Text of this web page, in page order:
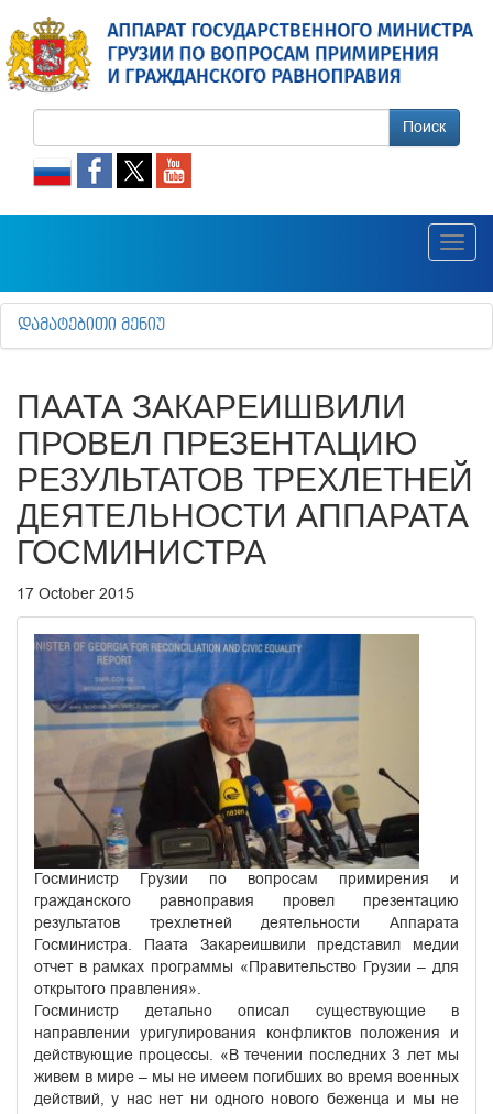
Поиск
ᲓᲐᲛᲐᲢᲔᲑᲘᲗᲘ ᲛᲔᲜᲘᲣ
ПААТА ЗАКАРЕИШВИЛИ
ПРОВЕЛ ПРЕЗЕНТАЦИЮ
РЕЗУЛЬТАТОВ ТРЕХЛЕТНЕЙ
ДЕЯТЕЛЬНОСТИ АППАРАТА
ГОСМИНИСТРА
17 October 2015
Госминистр Грузии по вопросам примирения и
гражданского равноправия провел презентацию
результатов трехлетней деятельности Аппарата
Госминистра. Паата Закареишвили представил медии
отчет в рамках программы «Правительство Грузии – для
открытого правления».
Госминистр детально описал существующие в
направлении уригулирования конфликтов положения и
действующие процессы. «В течении последних 3 лет мы
живем в мире – мы не имеем погибших во время военных
действий, у нас нет ни одного нового беженца и мы не